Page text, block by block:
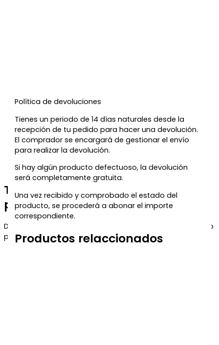
Política de devoluciones
Tienes un periodo de 14 días naturales desde la
recepción de tu pedido para hacer una devolución.
El comprador se encargará de gestionar el envío
para realizar la devolución.
Si hay algún producto defectuoso, la devolución
será completamente gratuita.
Una vez recibido y comprobado el estado del
producto, se procederá a abonar el importe
correspondiente.
Productos relaccionados
Te regalamos un 5% de descuento
para tu próxima compra
Déjanos tu correo y te enviaremos el código de descuento
para que puedas aprovecharlo en tu próximo pedido.